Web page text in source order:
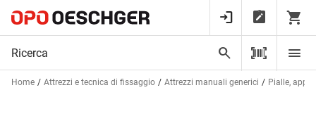
Home Attrezzi e tecnica di fissaggio Attrezzi manuali generici Pialle,